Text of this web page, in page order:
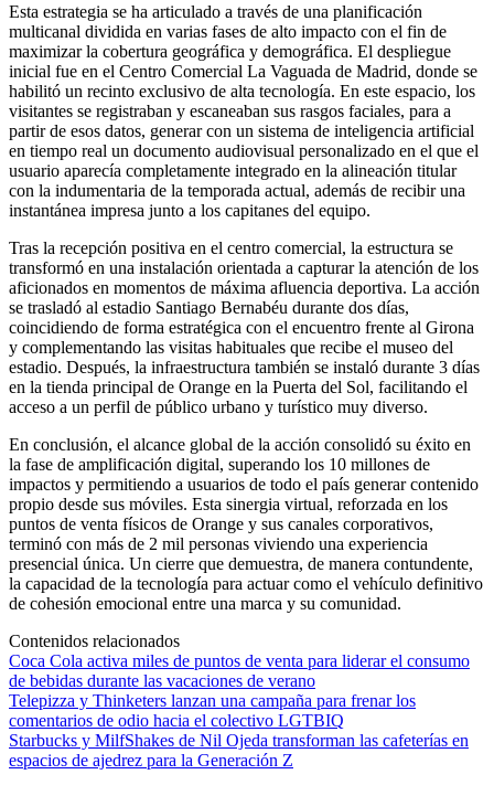
Esta estrategia se ha articulado a través de una planificación
multicanal dividida en varias fases de alto impacto con el fin de
maximizar la cobertura geográfica y demográfica. El despliegue
inicial fue en el Centro Comercial La Vaguada de Madrid, donde se
habilitó un recinto exclusivo de alta tecnología. En este espacio, los
visitantes se registraban y escaneaban sus rasgos faciales, para a
partir de esos datos, generar con un sistema de inteligencia artificial
en tiempo real un documento audiovisual personalizado en el que el
usuario aparecía completamente integrado en la alineación titular
con la indumentaria de la temporada actual, además de recibir una
instantánea impresa junto a los capitanes del equipo.
Tras la recepción positiva en el centro comercial, la estructura se
transformó en una instalación orientada a capturar la atención de los
aficionados en momentos de máxima afluencia deportiva. La acción
se trasladó al estadio Santiago Bernabéu durante dos días,
coincidiendo de forma estratégica con el encuentro frente al Girona
y complementando las visitas habituales que recibe el museo del
estadio. Después, la infraestructura también se instaló durante 3 días
en la tienda principal de Orange en la Puerta del Sol, facilitando el
acceso a un perfil de público urbano y turístico muy diverso.
En conclusión, el alcance global de la acción consolidó su éxito en
la fase de amplificación digital, superando los 10 millones de
impactos y permitiendo a usuarios de todo el país generar contenido
propio desde sus móviles. Esta sinergia virtual, reforzada en los
puntos de venta físicos de Orange y sus canales corporativos,
terminó con más de 2 mil personas viviendo una experiencia
presencial única. Un cierre que demuestra, de manera contundente,
la capacidad de la tecnología para actuar como el vehículo definitivo
de cohesión emocional entre una marca y su comunidad.
Contenidos relacionados
Coca Cola activa miles de puntos de venta para liderar el consumo
de bebidas durante las vacaciones de verano
Telepizza y Thinketers lanzan una campaña para frenar los
comentarios de odio hacia el colectivo LGTBIQ
Starbucks y MilfShakes de Nil Ojeda transforman las cafeterías en
espacios de ajedrez para la Generación Z